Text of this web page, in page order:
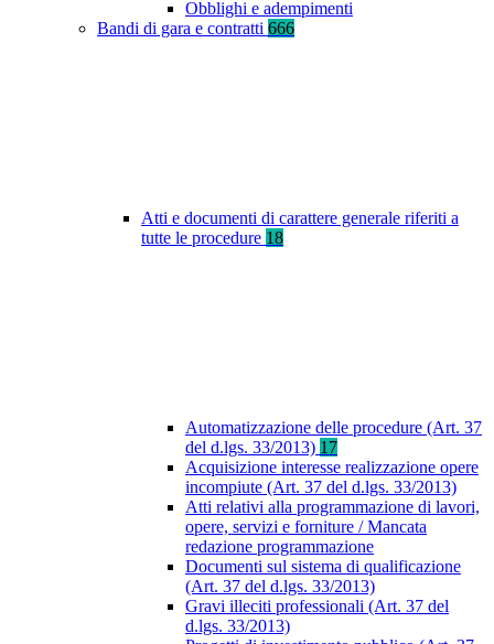
Obblighi e adempimenti
Bandi di gara e contratti 666
Atti e documenti di carattere generale riferiti a
tutte le procedure 18
Automatizzazione delle procedure (Art. 37
del d.lgs. 33/2013) 17
Acquisizione interesse realizzazione opere
incompiute (Art. 37 del d.lgs. 33/2013)
Atti relativi alla programmazione di lavori,
opere, servizi e forniture / Mancata
redazione programmazione
Documenti sul sistema di qualificazione
(Art. 37 del d.lgs. 33/2013)
Gravi illeciti professionali (Art. 37 del
d.lgs. 33/2013)